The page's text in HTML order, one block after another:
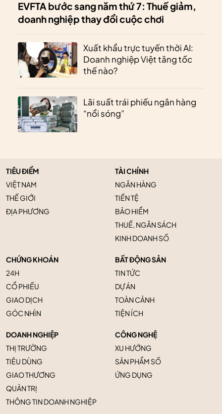
EVFTA bước sang năm thứ 7: Thuế giảm,
doanh nghiệp thay đổi cuộc chơi
Xuất khẩu trực tuyến thời AI:
Doanh nghiệp Việt tăng tốc
thế nào?
Lãi suất trái phiếu ngân hàng
“nổi sóng”
TIÊU ĐIỂM
VIỆT NAM
THẾ GIỚI
ĐỊA PHƯƠNG
TÀI CHÍNH
NGÂN HÀNG
TIỀN TỆ
BẢO HIỂM
THUẾ, NGÂN SÁCH
KINH DOANH SỐ
CHỨNG KHOÁN
24H
CỔ PHIẾU
GIAO DỊCH
GÓC NHÌN
BẤT ĐỘNG SẢN
TIN TỨC
DỰ ÁN
TOÀN CẢNH
TIỆN ÍCH
DOANH NGHIỆP
THỊ TRƯỜNG
TIÊU DÙNG
GIAO THƯƠNG
QUẢN TRỊ
THÔNG TIN DOANH NGHIỆP
CÔNG NGHỆ
XU HƯỚNG
SẢN PHẨM SỐ
ỨNG DỤNG